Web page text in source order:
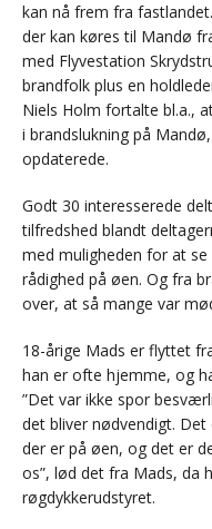
kan nå frem fra
der kan køres til Mandø
med Flyvestation
brandfolk plus en
Niels Holm fortalte bl.a.,
i brandslukning på
opdaterede.
Godt 30 interesserede
tilfredshed blandt
med muligheden for at
rådighed på øen. Og fra
over, at så mange var
18-årige Mads er flyttet
han er ofte hjemme, og
”Det var ikke spor
det bliver nødvendigt.
der er på øen, og det er
os”, lød det fra Mads, da
røgdykkerudstyret.